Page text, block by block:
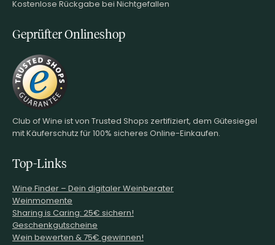
Kostenlose Rückgabe bei Nichtgefallen
Geprüfter Onlineshop
Club of Wine ist von Trusted Shops zertifiziert, dem Gütesiegel
mit Käuferschutz für 100% sicheres Online-Einkaufen.
Top-Links
Wine.Finder – Dein digitaler Weinberater
Weinmomente
Sharing is Caring: 25€ sichern!
Geschenkgutscheine
Wein bewerten & 75€ gewinnen!